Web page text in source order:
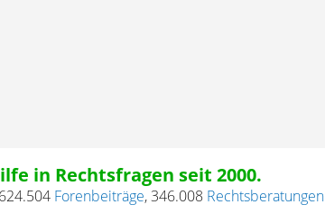
in Rechtsfragen seit 2000.
Forenbeiträge,346.008 Rechtsberatungen